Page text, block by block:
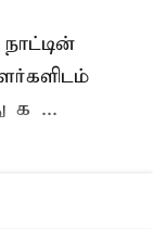
க ...